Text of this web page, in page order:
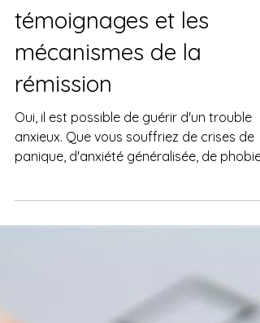
l'anxiété ? Ce que
montrent les
témoignages et les
mécanismes de la
rémission
ne signifient pas que vous êtes "un cas"
que vous devrez vivre avec toute votre vie.